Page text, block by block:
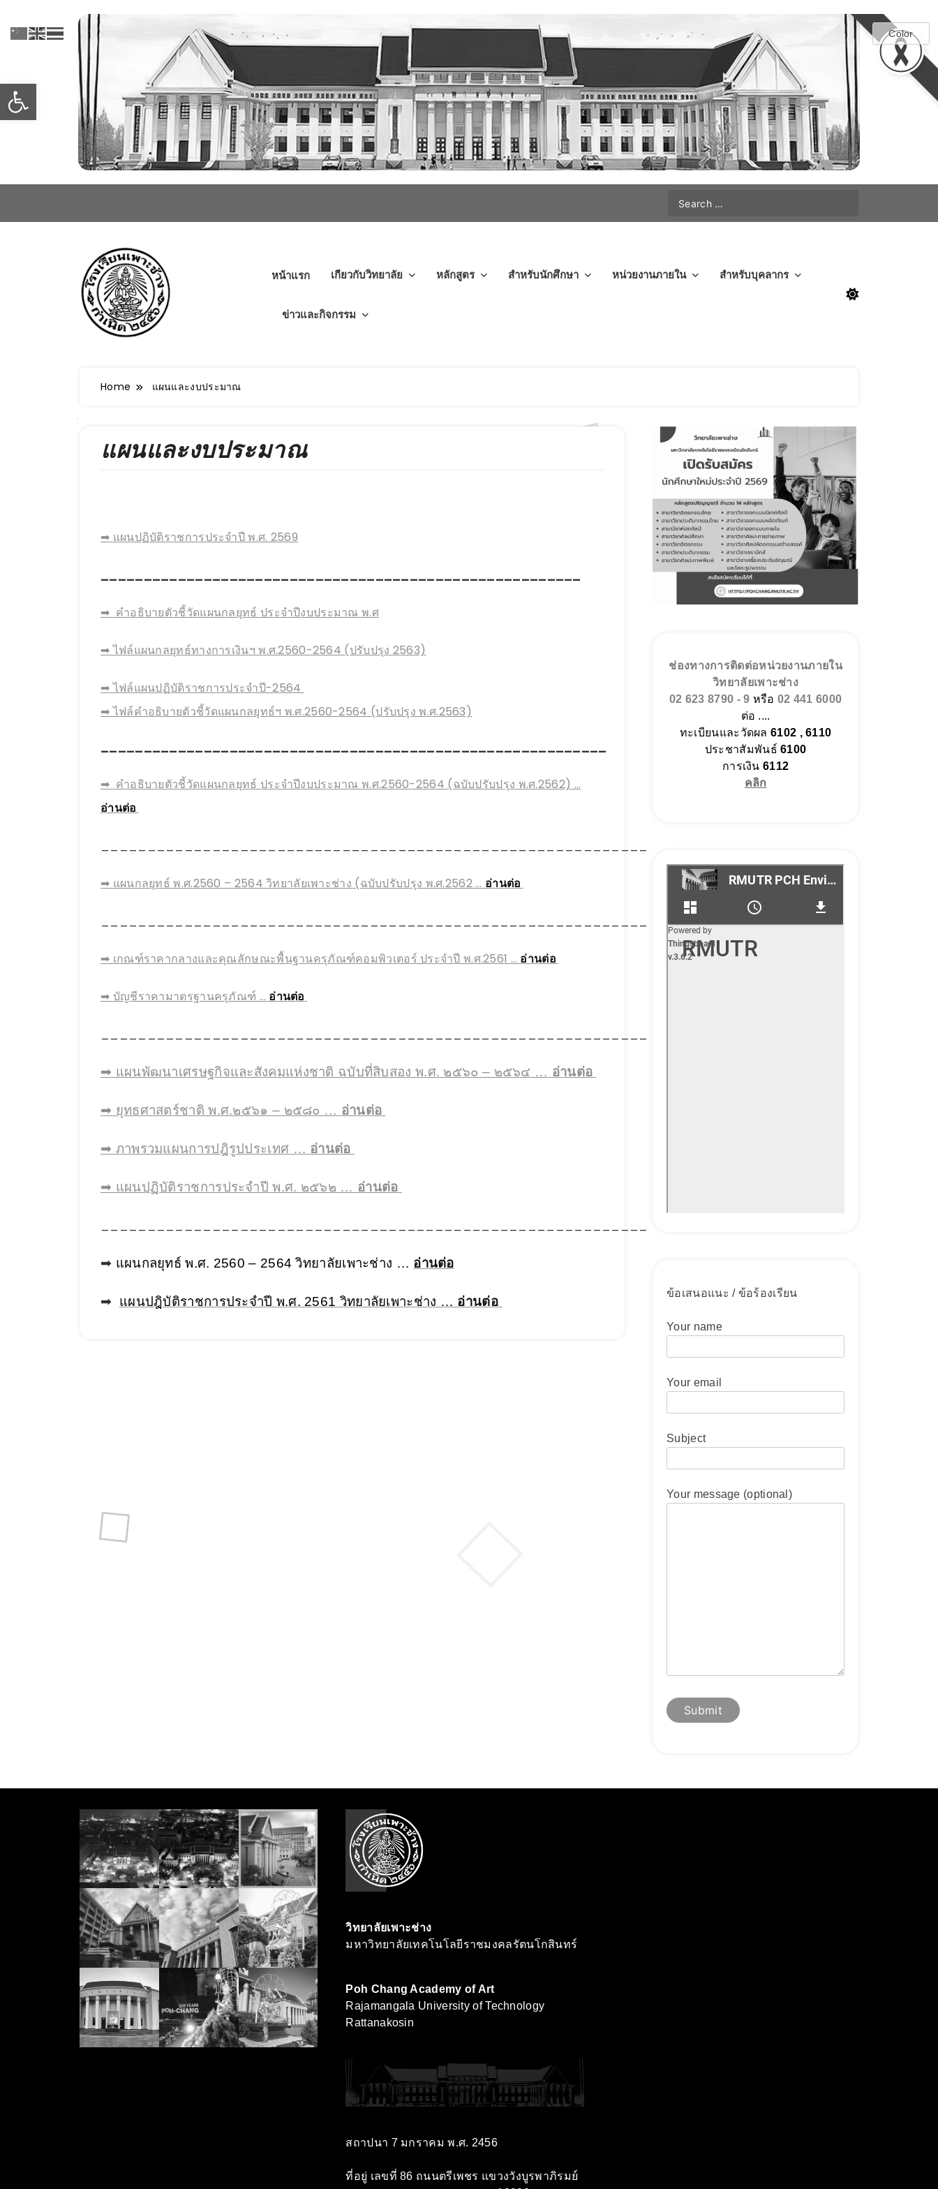
Open toolbar
หน้าแรก เกียวกับวิทยาลัย หลักสูตร สำหรับนักศึกษา หน่วยงานภายใน สำหรับบุคลากร
ข่าวและกิจกรรม
Home แผนและงบประมาณ
แผนและงบประมาณ
➡ แผนปฏิบัติราชการประจำปี พ.ศ. 2569
________________________________________________________
➡ คำอธิบายตัวชี้วัดแผนกลยุทธ์ ประจำปีงบประมาณ พ.ศ
➡ ไฟล์แผนกลยุทธ์ทางการเงินฯ พ.ศ.2560-2564 (ปรับปรุง 2563)
➡ ไฟล์แผนปฏิบัติราชการประจำปี-2564
➡ ไฟล์คำอธิบายตัวชี้วัดแผนกลยุทธ์ฯ พ.ศ.2560-2564 (ปรับปรุง พ.ศ.2563)
___________________________________________________________
➡ คำอธิบายตัวชี้วัดแผนกลยุทธ์ ประจำปีงบประมาณ พ.ศ.2560-2564 (ฉบับปรับปรุง พ.ศ.2562) …
อ่านต่อ
➡ แผนกลยุทธ์ พ.ศ.2560 – 2564 วิทยาลัยเพาะช่าง (ฉบับปรับปรุง พ.ศ.2562 … อ่านต่อ
➡ เกณฑ์ราคากลางและคุณลักษณะพื้นฐานครุภัณฑ์คอมพิวเตอร์ ประจำปี พ.ศ.2561 … อ่านต่อ
➡ บัญชีราคามาตรฐานครุภัณฑ์ … อ่านต่อ
➡ แผนพัฒนาเศรษฐกิจและสังคมแห่งชาติ ฉบับที่สิบสอง พ.ศ. ๒๕๖๐ – ๒๕๖๔ … อ่านต่อ
➡ ยุทธศาสตร์ชาติ พ.ศ.๒๕๖๑ – ๒๕๘๐ … อ่านต่อ
➡ ภาพรวมแผนการปฎิรูปประเทศ … อ่านต่อ
➡ แผนปฏิบัติราชการประจำปี พ.ศ. ๒๕๖๒ … อ่านต่อ
➡ แผนกลยุทธ์ พ.ศ. 2560 – 2564 วิทยาลัยเพาะช่าง … อ่านต่อ
➡ แผนปฎิบัติราชการประจำปี พ.ศ. 2561 วิทยาลัยเพาะช่าง … อ่านต่อ
ช่องทางการติดต่อหน่วยงานภายใน
วิทยาลัยเพาะช่าง
02 623 8790 - 9 หรือ 02 441 6000
ต่อ ....
ทะเบียนและวัดผล6102 , 6110
ประชาสัมพันธ์6100
การเงิน6112
คลิก
ข้อเสนอแนะ / ข้อร้องเรียน
Your name
Your email
Subject
Your message (optional)
วิทยาลัยเพาะช่าง
มหาวิทยาลัยเทคโนโลยีราชมงคลรัตนโกสินทร์
Poh Chang Academy of Art
Rajamangala University of Technology
Rattanakosin
สถาปนา 7 มกราคม พ.ศ. 2456
ที่อยู่ เลขที่ 86 ถนนตรีเพชร แขวงวังบูรพาภิรมย์